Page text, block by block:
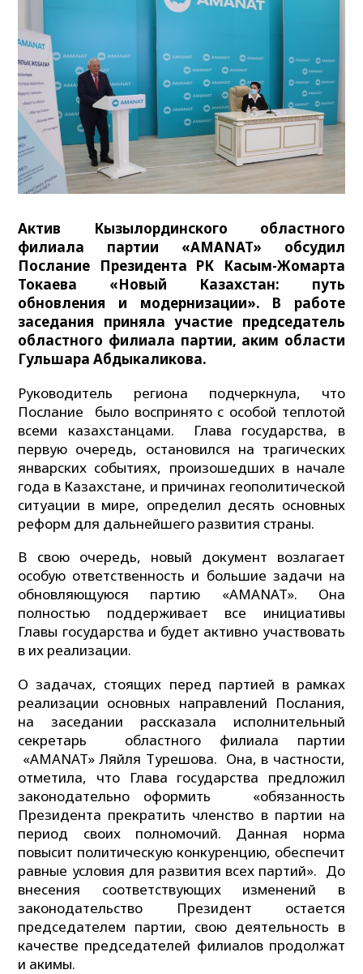
Актив Кызылординского областного
филиала партии «AMANAT» обсудил
Послание Президента РК Касым-Жомарта
Токаева «Новый Казахстан: путь
обновления и модернизации». В работе
заседания приняла участие председатель
областного филиала партии, аким области
Гульшара Абдыкаликова.
Руководитель региона подчеркнула, что
Послание было воспринято с особой теплотой
всеми казахстанцами. Глава государства, в
первую очередь, остановился на трагических
январских событиях, произошедших в начале
года в Казахстане, и причинах геополитической
ситуации в мире, определил десять основных
реформ для дальнейшего развития страны.
В свою очередь, новый документ возлагает
особую ответственность и большие задачи на
обновляющуюся партию «AMANAT». Она
полностью поддерживает все инициативы
Главы государства и будет активно участвовать
в их реализации.
О задачах, стоящих перед партией в рамках
реализации основных направлений Послания,
на заседании рассказала исполнительный
секретарь областного филиала партии
«AMANAT» Ляйля Турешова. Она, в частности,
отметила, что Глава государства предложил
законодательно оформить «обязанность
Президента прекратить членство в партии на
период своих полномочий. Данная норма
повысит политическую конкуренцию, обеспечит
равные условия для развития всех партий». До
внесения соответствующих изменений в
законодательство Президент остается
председателем партии, свою деятельность в
качестве председателей филиалов продолжат
и акимы.